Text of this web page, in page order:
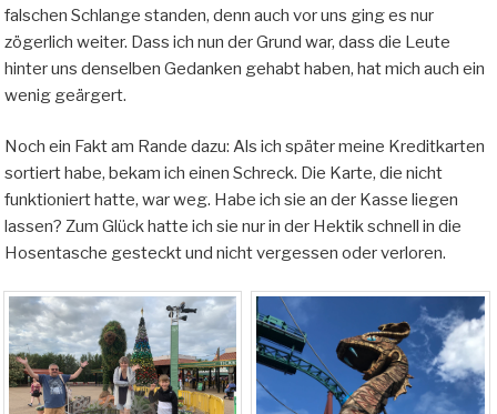
falschen Schlange standen, denn auch vor uns ging es nur
zögerlich weiter. Dass ich nun der Grund war, dass die Leute
hinter uns denselben Gedanken gehabt haben, hat mich auch ein
wenig geärgert.
Noch ein Fakt am Rande dazu: Als ich später meine Kreditkarten
sortiert habe, bekam ich einen Schreck. Die Karte, die nicht
funktioniert hatte, war weg. Habe ich sie an der Kasse liegen
lassen? Zum Glück hatte ich sie nur in der Hektik schnell in die
Hosentasche gesteckt und nicht vergessen oder verloren.